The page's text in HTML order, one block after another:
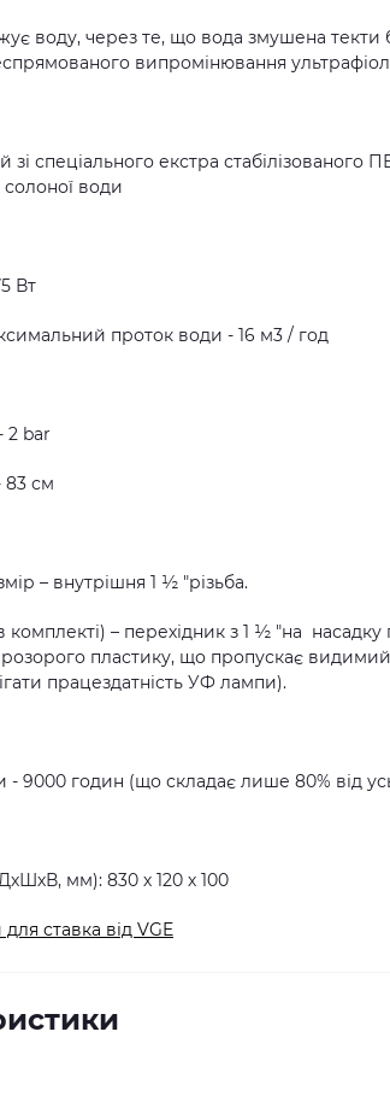
воду, через те, що вода змушена текти
випромінювання
спеціального екстра стабілізованого
солоної води
Вт
проток води - 16 м3 / год
2 bar
см
– внутрішня 1 ½ "різьба.
комплекті) – перехідник з 1 ½ "на
пластику, що пропускає
працездатність УФ лампи).
- 9000 годин (що складає лише 80% від
мм): 830 х 120 х 100
ставка від VGE